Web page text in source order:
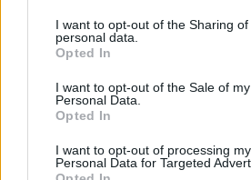
I want to opt-out of the Sharing of
personal data.
Opted In
I want to opt-out of the Sale of my
Personal Data.
Opted In
I want to opt-out of processing my
Personal Data for Targeted
jakieś ulubione marki czy
się podobają bez względu na
gość